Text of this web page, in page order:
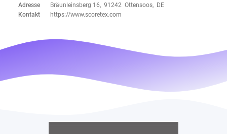
Adresse
Bräunleinsberg 16, 91242 Ottensoos, DE
Kontakt
https://www.scoretex.com